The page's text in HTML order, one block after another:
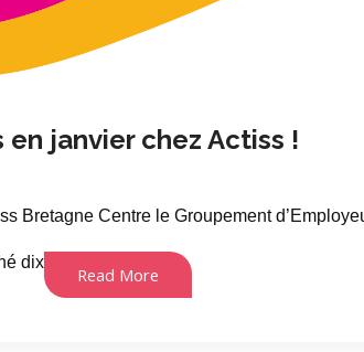
janvier chez Actiss !
Bretagne Centre le Groupement
dix
Read More